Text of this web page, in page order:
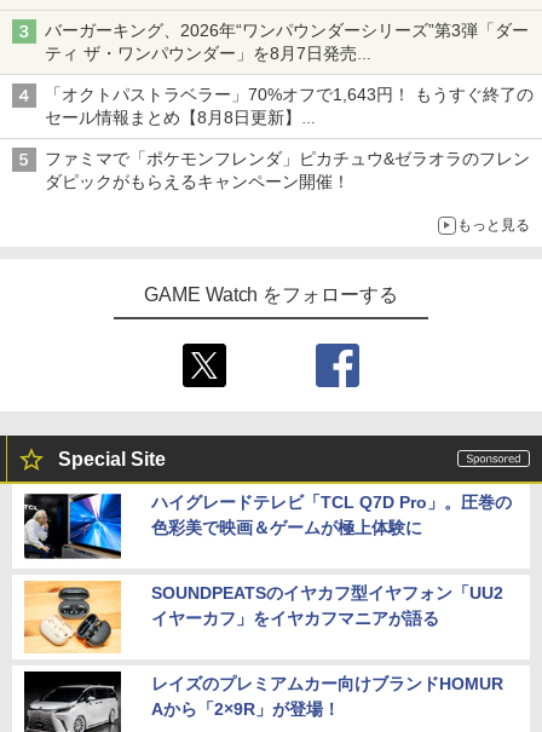
ライン販売開始
バーガーキング、2026年“ワンパウンダーシリーズ”第3弾「ダー
ティ ザ・ワンパウンダー」を8月7日発売
「特製ガーリックマヨソース」を使用した超大型チーズバーガー
「オクトパストラベラー」70%オフで1,643円！ もうすぐ終了の
セール情報まとめ【8月8日更新】
ニンテンドーeショップでは「大神 絶景版」が67%オフで990円
ファミマで「ポケモンフレンダ」ピカチュウ&ゼラオラのフレン
ダピックがもらえるキャンペーン開催！
もっと見る
GAME Watch をフォローする
Special Site
ハイグレードテレビ「TCL Q7D Pro」。圧巻の
色彩美で映画＆ゲームが極上体験に
SOUNDPEATSのイヤカフ型イヤフォン「UU2
イヤーカフ」をイヤカフマニアが語る
レイズのプレミアムカー向けブランドHOMUR
Aから「2×9R」が登場！